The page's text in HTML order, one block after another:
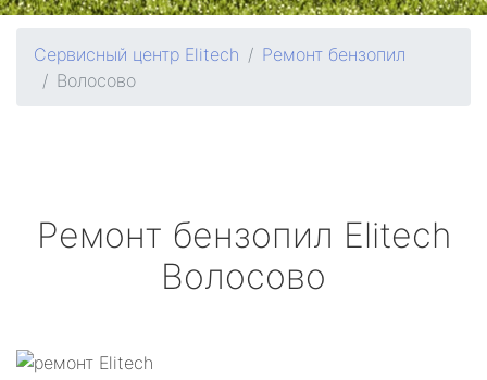
Сервисный центр Elitech
Ремонт бензопил
Волосово
Ремонт бензопил Elitech
Волосово